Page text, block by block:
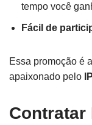
tempo você
Fácil de
Essa promoção é
apaixonado pelo
Contratar